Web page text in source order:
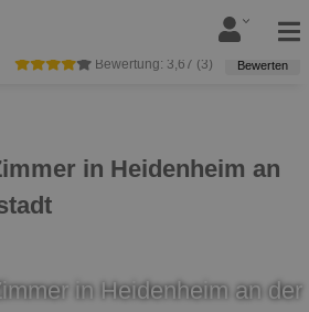
in Heidenheim an
Bewertung: 3,67 (3) Bewerten
in Heidenheim an der